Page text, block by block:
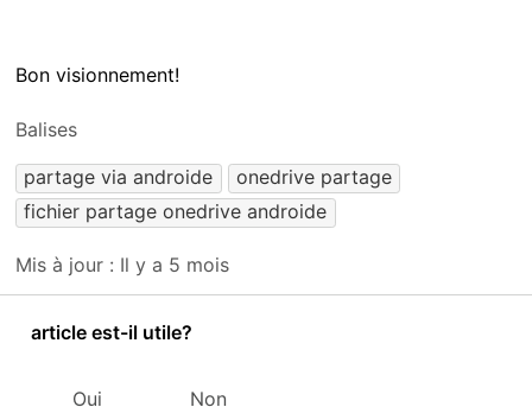
Bon visionnement!
Balises
partage via androide
onedrive partage
fichier partage onedrive androide
Mis à jour : Il y a 5 mois
article est-il utile?
Oui Non